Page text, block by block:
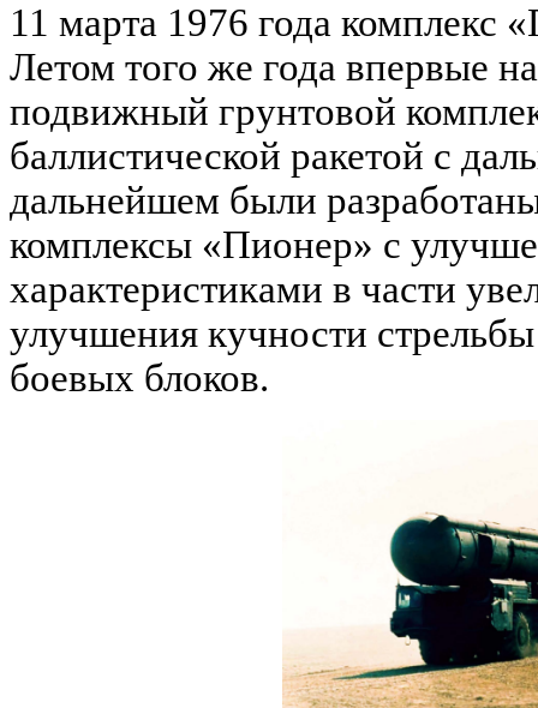
11 марта 1976 года комплекс
Летом того же года впервые
подвижный грунтовой
баллистической ракетой с
дальнейшем были
комплексы «Пионер» с
характеристиками в части
улучшения кучности
боевых блоков.